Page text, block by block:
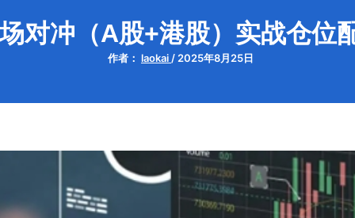
对冲（A股+港股）实战仓位
作者： laokai / 2025年8月25日